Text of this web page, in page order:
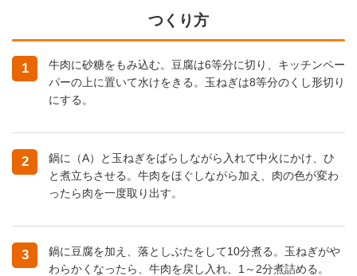
つくり方
1
牛肉に砂糖をもみ込む。豆腐は6等分に切り、キッチンペー
パーの上に置いて水けをきる。玉ねぎは8等分のくし形切り
にする。
2
鍋に（A）と玉ねぎをばらしながら入れて中火にかけ、ひ
と煮立ちさせる。牛肉をほぐしながら加え、肉の色が変わ
ったら肉を一度取り出す。
3
鍋に豆腐を加え、落としぶたをして10分煮る。玉ねぎがや
わらかくなったら、牛肉を戻し入れ、1～2分煮詰める。